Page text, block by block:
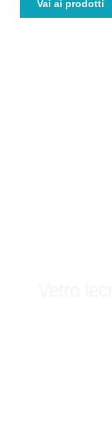
Vai ai prodotti